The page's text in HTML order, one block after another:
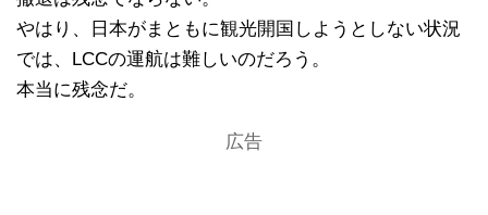
やはり、日本がまともに観光開国しようとしない状況
では、LCCの運航は難しいのだろう。
本当に残念だ。
広告